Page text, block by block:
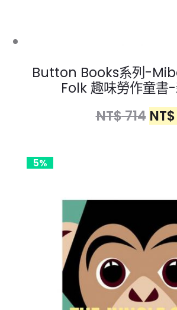
Button Books系列-
Folk 趣味勞作童書
NT$714 NT$
5%